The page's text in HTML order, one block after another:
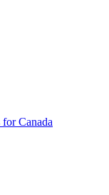
Canada